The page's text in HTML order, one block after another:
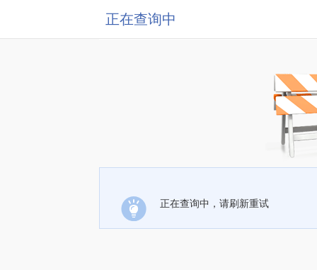
正在查询中
正在查询中，请刷新重试